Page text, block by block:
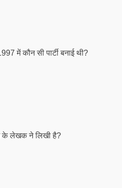
में कौन सी पार्टी बनाई थी?
के लेखक ने लिखी है?